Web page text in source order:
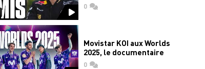
0commentaires
Movistar KOI aux Worlds
2025, le documentaire
0commentaires